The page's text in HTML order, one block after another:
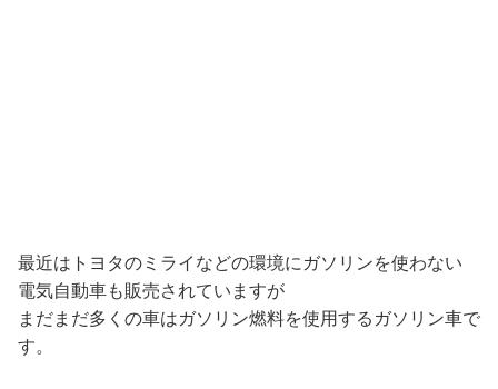
最近はトヨタのミライなどの環境にガソリンを使わない
電気自動車も販売されていますが
まだまだ多くの車はガソリン燃料を使用するガソリン車で
す。